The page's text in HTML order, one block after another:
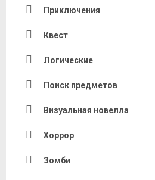
Приключения
Квест
Логические
Поиск предметов
Визуальная новелла
Хоррор
Зомби